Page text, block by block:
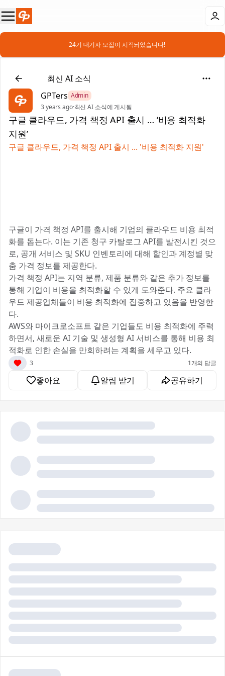
📣 24기 대기자 모집이 시작되었습니다!
📰최신 AI 소식
GPTers Admin
3 years ago·최신 AI 소식에 게시됨
구글 클라우드, 가격 책정 API 출시 … ‘비용 최적화
지원’
구글 클라우드, 가격 책정 API 출시 ... '비용 최적화 지원'
구글이 가격 책정 API를 출시해 기업의 클라우드 비용 최적
화를 돕는다. 이는 기존 청구 카탈로그 API를 발전시킨 것으
로, 공개 서비스 및 SKU 인벤토리에 대해 할인과 계정별 맞
춤 가격 정보를 제공한다.
가격 책정 API는 지역 분류, 제품 분류와 같은 추가 정보를
통해 기업이 비용을 최적화할 수 있게 도와준다. 주요 클라
우드 제공업체들이 비용 최적화에 집중하고 있음을 반영한
다.
AWS와 마이크로소프트 같은 기업들도 비용 최적화에 주력
하면서, 새로운 AI 기술 및 생성형 AI 서비스를 통해 비용 최
적화로 인한 손실을 만회하려는 계획을 세우고 있다.
3 1개의 답글
좋아요 알림 받기 공유하기